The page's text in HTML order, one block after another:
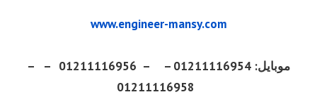
www.engineer-mansy.com
موبايل: 01211116954 – – 01211116956 – –